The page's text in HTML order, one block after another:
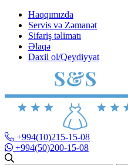
Haqqımızda
Servis və Zəmanət
Sifariş təlimatı
Əlaqə
Daxil ol/Qeydiyyat
+994(10)215-15-08
+994(50)200-15-08